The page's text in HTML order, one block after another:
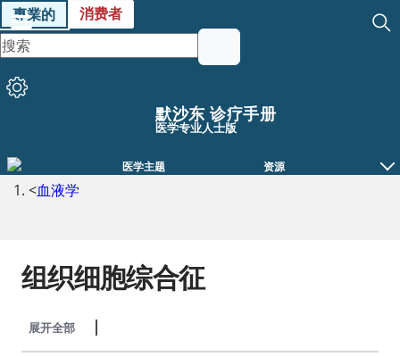
專業的 消费者
默沙东 诊疗手册
医学专业人士版
医学主题 资源
<血液学
组织细胞综合征
展开全部